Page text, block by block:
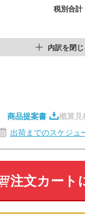
税別合計
内訳を閉
商品提案書
概算見
出荷までのスケジュ
注文カート